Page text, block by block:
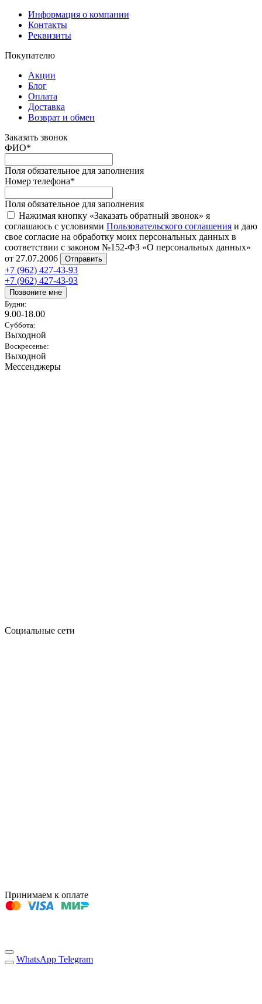
Информация о компании
Контакты
Реквизиты
Покупателю
Акции
Блог
Оплата
Доставка
Возврат и обмен
Заказать звонок
ФИО*
Поля обязательное для заполнения
Номер телефона*
Поля обязательное для заполнения
Нажимая кнопку «Заказать обратный звонок» я
соглашаюсь с условиями Пользовательского соглашения и даю
свое согласие на обработку моих персональных данных в
соответствии с законом №152-ФЗ «О персональных данных»
от 27.07.2006
Отправить
+7 (962) 427-43-93
+7 (962) 427-43-93
Позвоните мне
Будни:
9.00-18.00
Суббота:
Выходной
Воскресенье:
Выходной
Мессенджеры
Социальные сети
Принимаем к оплате
WhatsApp Telegram